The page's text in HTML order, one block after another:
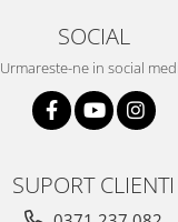
SOCIAL
Urmareste-ne in social
SUPORT CLIENTI